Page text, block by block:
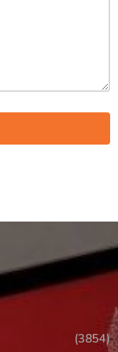
(3854)